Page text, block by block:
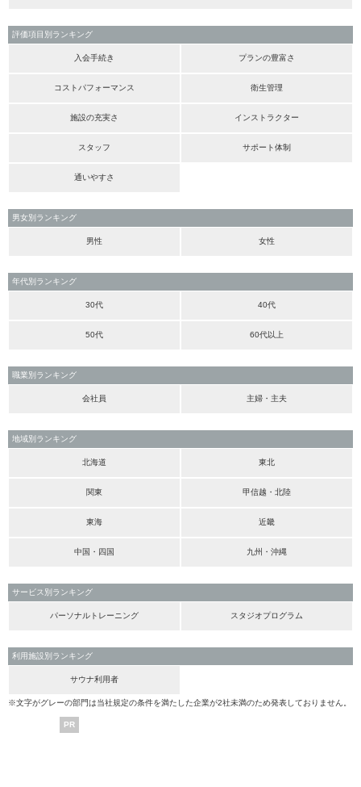
評価項目別ランキング
入会手続き プランの豊富さ
コストパフォーマンス 衛生管理
施設の充実さ インストラクター
スタッフ サポート体制
通いやすさ
男女別ランキング
男性 女性
年代別ランキング
30代 40代
50代 60代以上
職業別ランキング
会社員 主婦・主夫
地域別ランキング
北海道 東北
関東 甲信越・北陸
東海 近畿
中国・四国 九州・沖縄
サービス別ランキング
パーソナルトレーニング スタジオプログラム
利用施設別ランキング
サウナ利用者
※文字がグレーの部門は当社規定の条件を満たした企業が2社未満のため発表しておりません。
PR